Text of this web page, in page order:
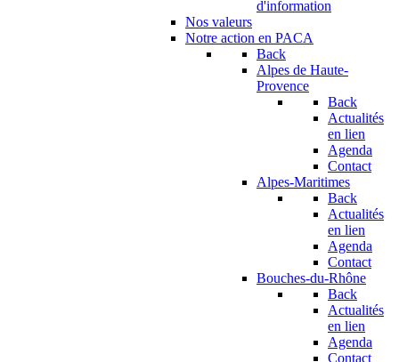
d'information
Nos valeurs
Notre action en PACA
Back
Alpes de Haute-
Provence
Back
Actualités
en lien
Agenda
Contact
Alpes-Maritimes
Back
Actualités
en lien
Agenda
Contact
Bouches-du-Rhône
Back
Actualités
en lien
Agenda
Contact